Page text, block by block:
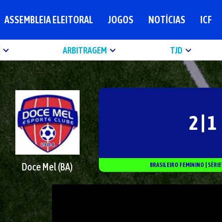
ASSEMBLEIA ELEITORAL JOGOS NOTÍCIAS ICF
ARBITRAGEM TJD
Doce Mel (BA)
2 | 1
BRASILEIRO FEMININO SÉRIE